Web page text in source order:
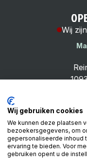
Wij
Wij gebruiken cookies
We kunnen deze plaatsen
bezoekersgegevens, om
gepersonaliseerde inhoud
ervaring te bieden. Voor
gebruiken opent u de